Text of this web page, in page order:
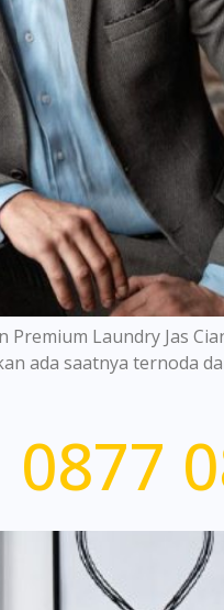
Laundry Jas
ada saatnya ternoda
0877